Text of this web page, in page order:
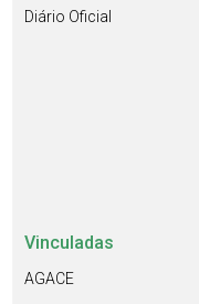
Diário Oficial
Vinculadas
AGACE